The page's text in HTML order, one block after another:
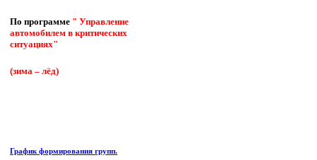
По программе " Управление
автомобилем в критических
ситуациях"
(зима – лёд)
График формирования групп.